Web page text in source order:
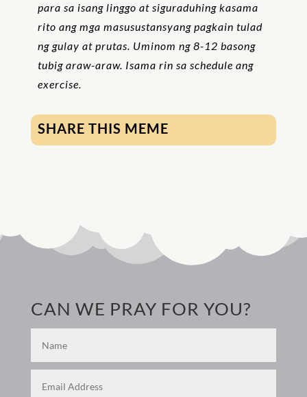
para sa isang linggo at siguraduhing kasama
rito ang mga masusustansyang pagkain tulad
ng gulay at prutas. Uminom ng 8-12 basong
tubig araw-araw. Isama rin sa schedule ang
exercise.
SHARE THIS MEME
CAN WE PRAY FOR YOU?